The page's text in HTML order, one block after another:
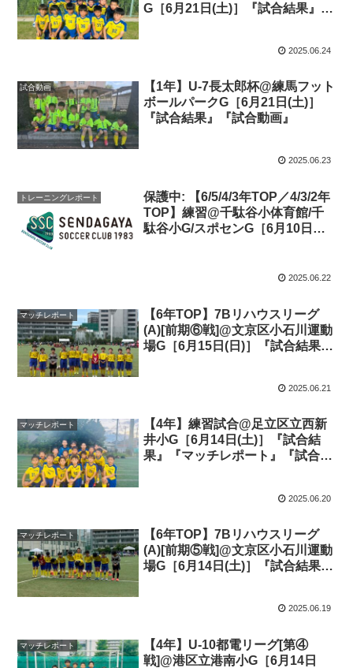
G［6月21日(土)］『試合結果』
2025.06.24
試合動画
【1年】U-7長太郎杯@練馬フット
ボールパークG［6月21日(土)］
『試合結果』『試合動画』
2025.06.23
トレーニングレポート
保護中: 【6/5/4/3年TOP／4/3/2年
TOP】練習@千駄谷小体育館/千
駄谷小G/スポセンG［6月10日
2025.06.22
マッチレポート
【6年TOP】7Bリハウスリーグ
(A)[前期⑥戦]@文京区小石川運動
場G［6月15日(日)］『試合結果』
2025.06.21
マッチレポート
【4年】練習試合@足立区立西新
井小G［6月14日(土)］『試合結
果』『マッチレポート』『試合動
2025.06.20
マッチレポート
【6年TOP】7Bリハウスリーグ
(A)[前期⑤戦]@文京区小石川運動
場G［6月14日(土)］『試合結果』
2025.06.19
マッチレポート
【4年】U-10都電リーグ[第④
戦]@港区立港南小G［6月14日